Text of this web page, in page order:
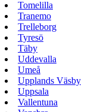
Tomelilla
Tranemo
Trelleborg
Tyresö
Täby
Uddevalla
Umeå
Upplands Väsby
Uppsala
Vallentuna